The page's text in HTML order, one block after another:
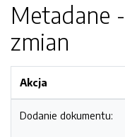
Metadane
zmian
Akcja
Dodanie dokumentu: